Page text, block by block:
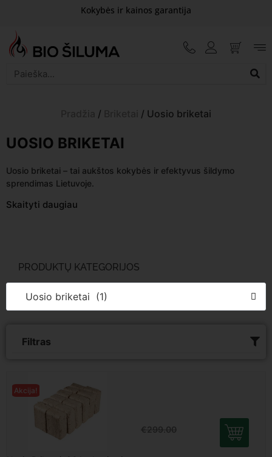
Kokybės ir kainos garantija
/ / Uosio briketai
UOSIO BRIKETAI
Uosio briketai – tai aukštos kokybės ir efektyvus šildymo
sprendimas Lietuvoje.
Skaityti daugiau
PRODUKTŲ KATEGORIJOS
Uosio briketai (1)
Filtras
Akcija!
€299.00